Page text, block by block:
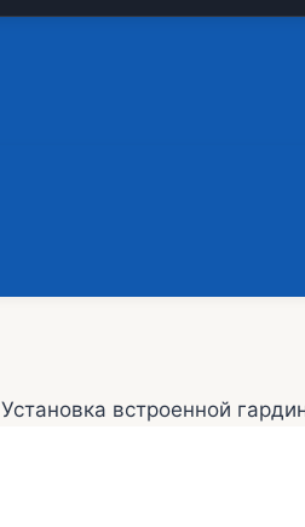
Установка встроенной